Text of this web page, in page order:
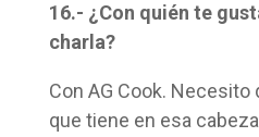
16.- ¿Con quién te
charla?
Con AG Cook.
que tiene en esa